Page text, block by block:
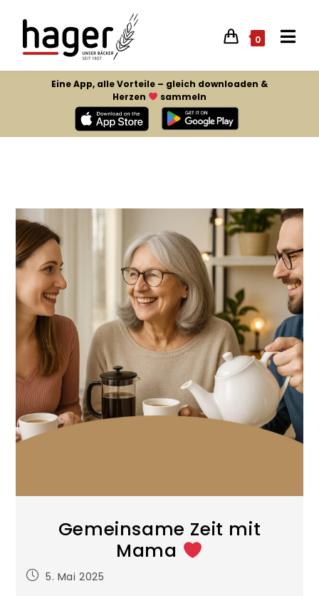
0
Eine App, alle Vorteile – gleich downloaden &
Herzen
sammeln
Gemeinsame Zeit mit
Mama
5. Mai 2025